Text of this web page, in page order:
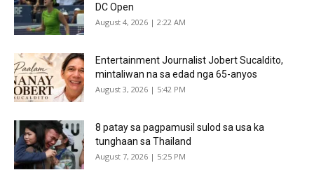
DC Open
August 4, 2026 | 2:22 AM
Entertainment Journalist Jobert Sucaldito,
mintaliwan na sa edad nga 65-anyos
August 3, 2026 | 5:42 PM
8 patay sa pagpamusil sulod sa usa ka
tunghaan sa Thailand
August 7, 2026 | 5:25 PM